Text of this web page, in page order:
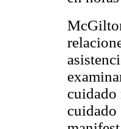
cuidado